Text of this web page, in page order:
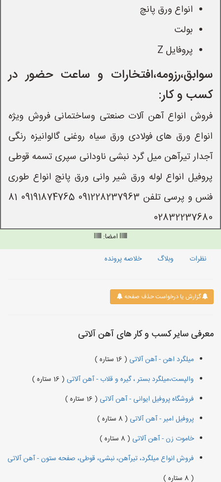
انواع ورق پانچ
بولت
پروفایل Z
سوابق،رزومه،افتخارات و ساعت حضور در
کسب و کار:
فروش انواع آهن آلات صنعتی وساختمانی فروش ویژه
انواع ورق های فولادی ورق سیاه روغنی گالوانیزه رنگی
آجدار تیرآهن میل گرد نبشی ناودانی سپری تسمه قوطی
پروفیل انواع لوله ورق شیر وانی ورق پانچ انواع طوری
فنس و پرسی تلفن 091228237963 09191874765 81
02832237680
امضا:
نظرات
وبلاگ خلاصه پرونده
گزارش یا درخواست حذف صفحه
معرفی سایر کسب و کار های آهن آلاتی
میلگرد اهن - آهن آلاتی ( 16 ستاره )
والپست،میلگرد بستر ، گیره و قلاب - آهن آلاتی ( 16 ستاره )
فروشگاه پروفیل ایوانی - آهن آلاتی ( 16 ستاره )
پروفیل امیر - آهن آلاتی ( 8 ستاره )
خاموت زن - آهن آلاتی ( 8 ستاره )
فروش انواع میلگرد، تیرآهن، نبشی، قوطی، صفحه ستون - آهن آلاتی
( 8 ستاره )